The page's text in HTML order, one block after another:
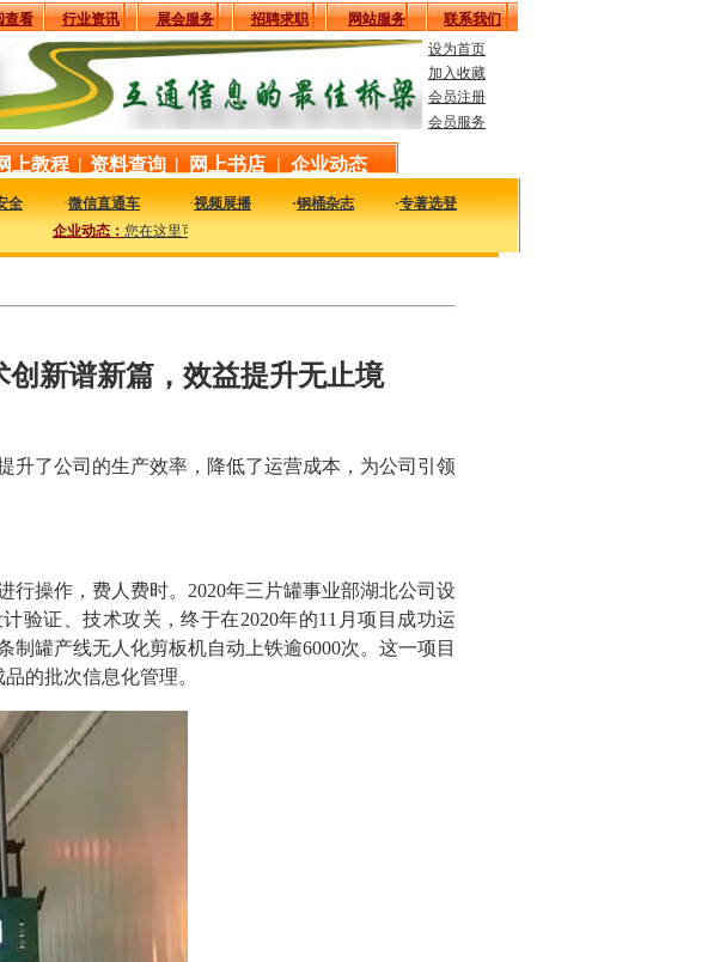
查看 行业资讯 展会服务 招聘求职 网站服务
联系我们
设为首页
加入收藏
会员注册
会员服务
上教程 | 资料查询 | 网上书店 | 企业动态
全 ·微信直通车 ·视频展播 ·钢桶杂志 ·专著选登
企业动态：您在这里可以及时的了解国内外钢桶行业企业的最新动态，看看大家都在干什么，一定对您的发
新谱新篇，效益提升无止境
升了公司的生产效率，降低了运营成本，为公司引领
操作，费人费时。2020年三片罐事业部湖北公司设
验证、技术攻关，终于在2020年的11月项目成功运
罐产线无人化剪板机自动上铁逾6000次。这一项目
的批次信息化管理。